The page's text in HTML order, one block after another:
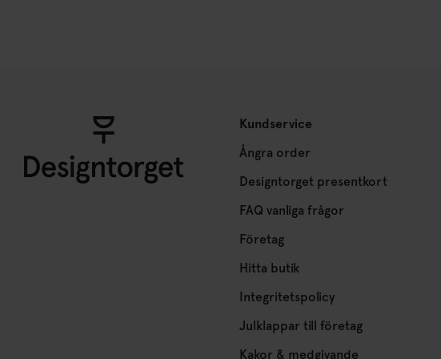
Kundservice
Ångra order
Designtorget presentkort
FAQ vanliga frågor
Företag
Hitta butik
Integritetspolicy
Julklappar till företag
Kakor & medgivande